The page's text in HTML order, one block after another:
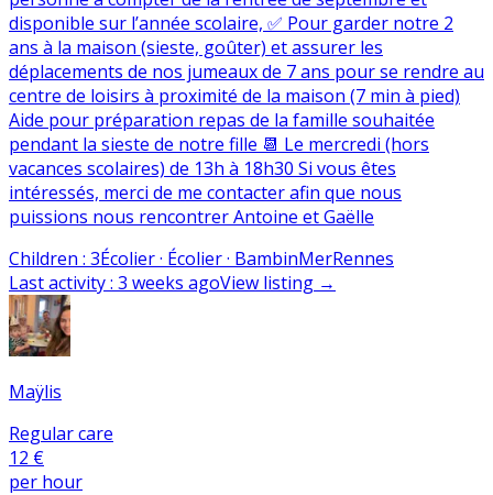
disponible sur l’année scolaire, ✅ Pour garder notre 2
ans à la maison (sieste, goûter) et assurer les
déplacements de nos jumeaux de 7 ans pour se rendre au
centre de loisirs à proximité de la maison (7 min à pied)
Aide pour préparation repas de la famille souhaitée
pendant la sieste de notre fille 📆 Le mercredi (hors
vacances scolaires) de 13h à 18h30 Si vous êtes
intéressés, merci de me contacter afin que nous
puissions nous rencontrer Antoine et Gaëlle
Children : 3Écolier · Écolier · BambinMerRennes
Last activity: 3 weeks agoView listing →
Maÿlis
Regular care
12 €
per hour